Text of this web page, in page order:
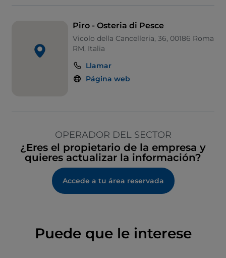
Piro - Osteria di Pesce
Vicolo della Cancelleria, 36, 00186 Roma
RM, Italia
Llamar
Página web
OPERADOR DEL SECTOR
¿Eres el propietario de la empresa y
quieres actualizar la información?
Accede a tu área reservada
Puede que le interese